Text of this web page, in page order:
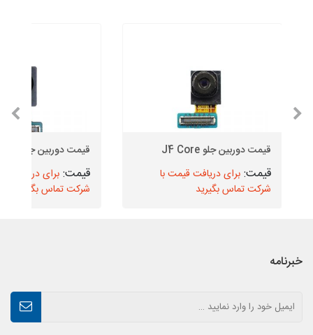
قیمت دوربین جلو J4 Core
برای دریافت قیمت با
شرکت تماس بگیرید
قیمت دوربین جلو J4 Plus
برای دریافت
شرکت تماس بگیرید
خبرنامه